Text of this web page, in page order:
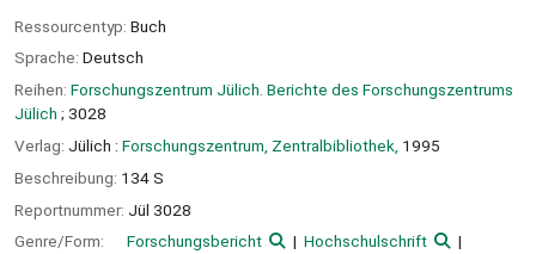
Ressourcentyp: Buch
Sprache: Deutsch
Reihen: Forschungszentrum Jülich. Berichte des Forschungszentrums
Jülich ; 3028
Verlag: Jülich : Forschungszentrum, Zentralbibliothek, 1995
Beschreibung: 134 S
Reportnummer: Jül 3028
Genre/Form:
Forschungsbericht
Hochschulschrift